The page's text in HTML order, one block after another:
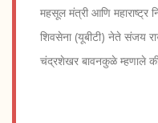
महसूल मंत्री आणि महाराष्ट्र
शिवसेना (यूबीटी) नेते संजय
चंद्रशेखर बावनकुळे म्हणाले